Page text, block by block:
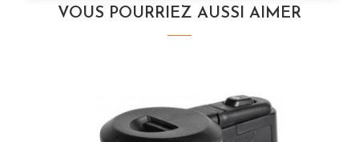
VOUS POURRIEZ AUSSI AIMER